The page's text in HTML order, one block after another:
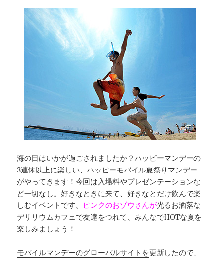
海の日はいかが過ごされましたか？ハッピーマンデーの
3連休以上に楽しい、ハッピーモバイル夏祭りマンデー
がやってきます！今回は入場料やプレゼンテーションな
ど一切なし。好きなときに来て、好きなとだけ飲んで楽
しむイベントです。 ピンクのおゾウさんが光るお洒落な
デリリウムカフェで友達をつれて、みんなでHOTな夏を
楽しみましょう！
モバイルマンデーのグローバルサイトを更新したので、